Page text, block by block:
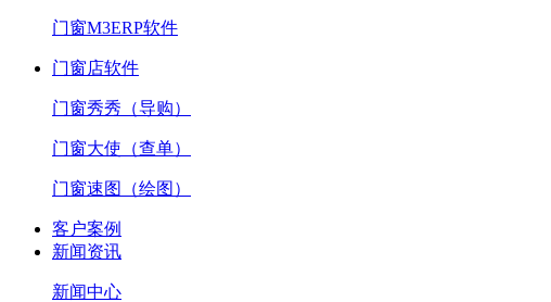
门窗M3ERP软件
门窗店软件
门窗秀秀（导购）
门窗大使（查单）
门窗速图（绘图）
客户案例
新闻资讯
新闻中心